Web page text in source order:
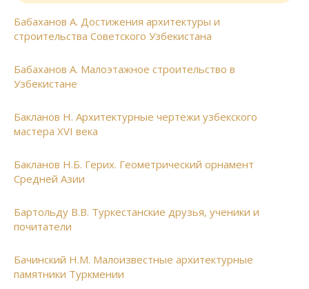
Бабаханов А. Достижения архитектуры и
строительства Советского Узбекистана
Бабаханов А. Малоэтажное строительство в
Узбекистане
Бакланов Н. Архитектурные чертежи узбекского
мастера XVI века
Бакланов Н.Б. Герих. Геометрический орнамент
Средней Азии
Бартольду В.В. Туркестанские друзья, ученики и
почитатели
Бачинский Н.М. Малоизвестные архитектурные
памятники Туркмении